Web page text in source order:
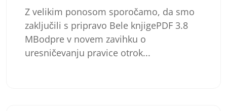
Z velikim ponosom sporočamo, da smo
zaključili s pripravo Bele knjigePDF 3.8
MBodpre v novem zavihku o
uresničevanju pravice otrok...